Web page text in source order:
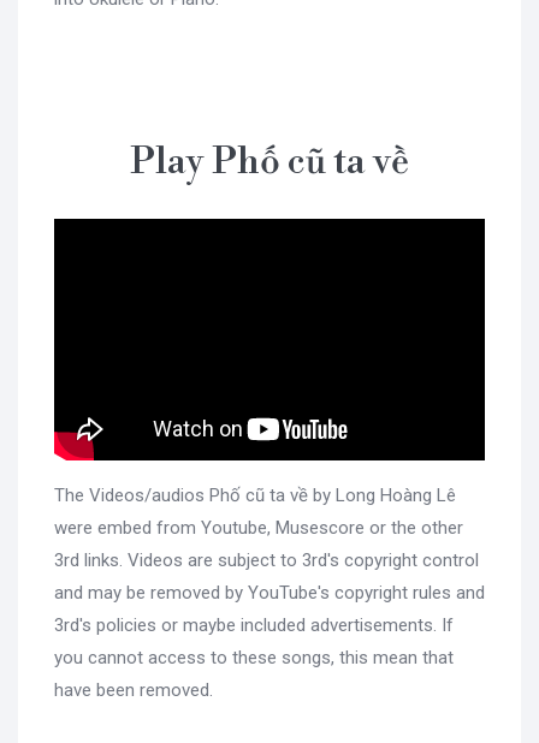
Play Phố cũ ta về
The Videos/audios Phố cũ ta về by Long Hoàng Lê
were embed from Youtube, Musescore or the other
3rd links. Videos are subject to 3rd's copyright control
and may be removed by YouTube's copyright rules and
3rd's policies or maybe included advertisements. If
you cannot access to these songs, this mean that
have been removed.